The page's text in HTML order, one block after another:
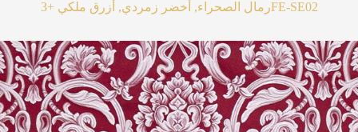
FE-SE02رمال الصحراء, أخضر زمردي, أزرق ملكي+3